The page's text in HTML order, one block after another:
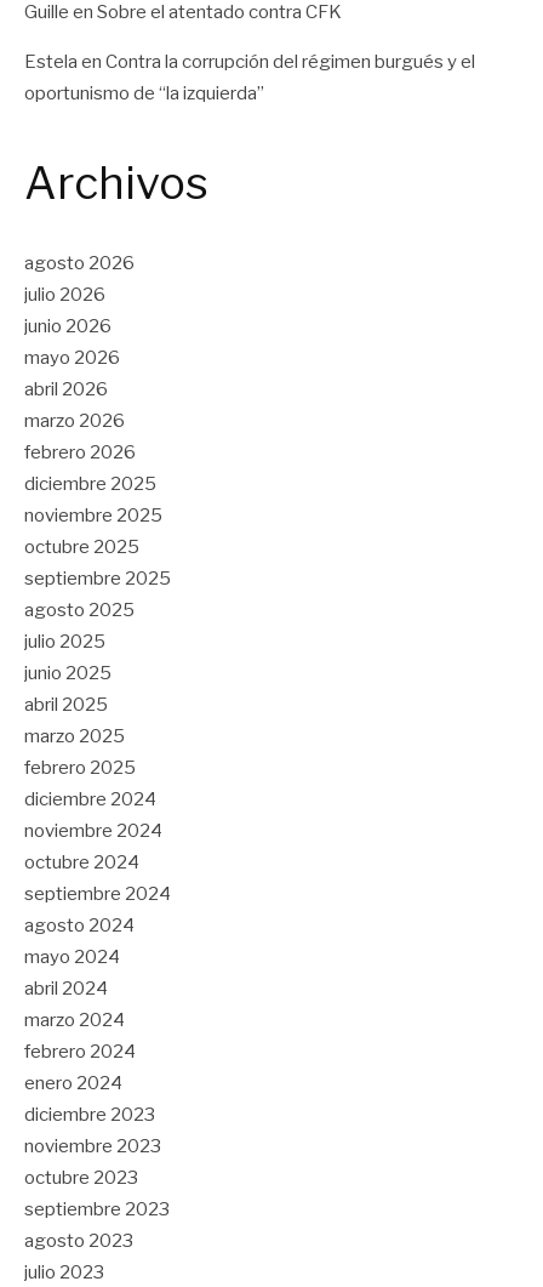
Guille en Sobre el atentado contra CFK
Estela en Contra la corrupción del régimen burgués y el
oportunismo de “la izquierda”
Archivos
agosto 2026
julio 2026
junio 2026
mayo 2026
abril 2026
marzo 2026
febrero 2026
diciembre 2025
noviembre 2025
octubre 2025
septiembre 2025
agosto 2025
julio 2025
junio 2025
abril 2025
marzo 2025
febrero 2025
diciembre 2024
noviembre 2024
octubre 2024
septiembre 2024
agosto 2024
mayo 2024
abril 2024
marzo 2024
febrero 2024
enero 2024
diciembre 2023
noviembre 2023
octubre 2023
septiembre 2023
agosto 2023
julio 2023